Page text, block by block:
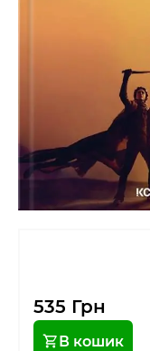
535 Грн
В кошик